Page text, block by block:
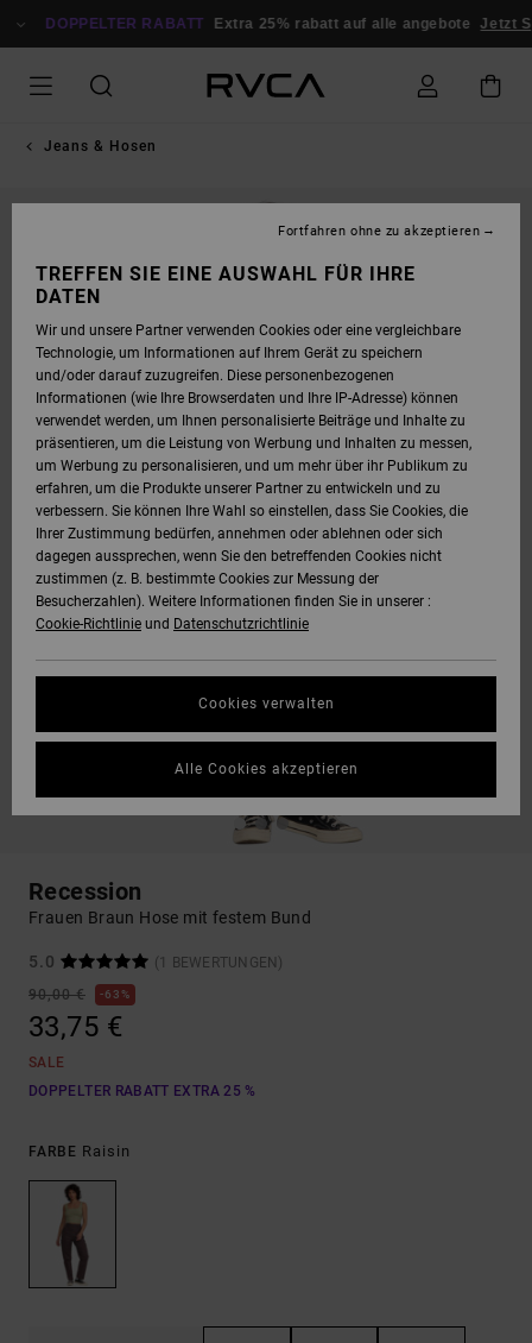
ZUR
DOPPELTER RABATT Extra 25% rabatt auf alle angebote Jetzt
Jeans & Hosen
Recession
Frauen Braun Hose mit festem Bund
5.0
(1 BEWERTUNGEN)
90,00 €
63%
33,75 €
SALE
DOPPELTER RABATT EXTRA 25 %
FARBE Raisin
TREFFEN SIE EINE AUSWAHL FÜR IHRE
DATEN
Wir und unsere Partner verwenden Cookies oder eine vergleichbare
Technologie, um Informationen auf Ihrem Gerät zu speichern
und/oder darauf zuzugreifen. Diese personenbezogenen
Informationen (wie Ihre Browserdaten und Ihre IP-Adresse) können
verwendet werden, um Ihnen personalisierte Beiträge und Inhalte zu
präsentieren, um die Leistung von Werbung und Inhalten zu messen,
um Werbung zu personalisieren, und um mehr über ihr Publikum zu
erfahren, um die Produkte unserer Partner zu entwickeln und zu
verbessern. Sie können Ihre Wahl so einstellen, dass Sie Cookies, die
Ihrer Zustimmung bedürfen, annehmen oder ablehnen oder sich
dagegen aussprechen, wenn Sie den betreffenden Cookies nicht
zustimmen (z. B. bestimmte Cookies zur Messung der
Besucherzahlen). Weitere Informationen finden Sie in unserer :
Cookie-Richtlinie und Datenschutzrichtlinie
Cookies verwalten
Fortfahren ohne zu akzeptieren
Alle Cookies akzeptieren